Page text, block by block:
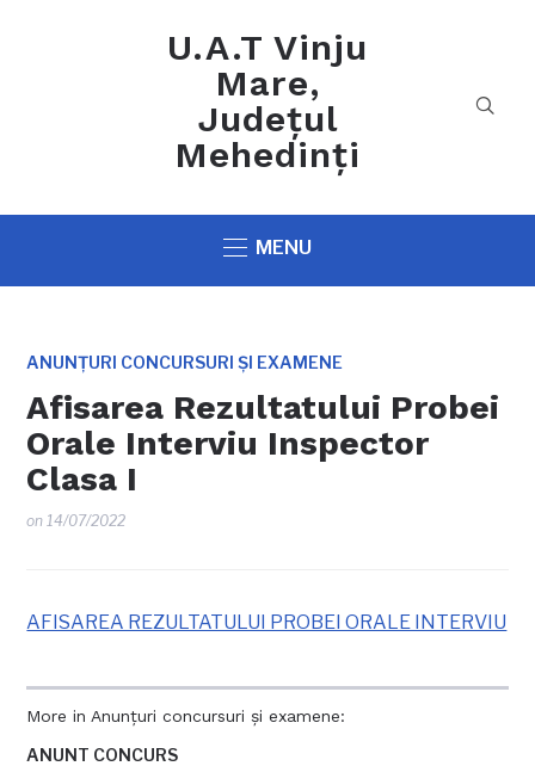
U.A.T Vinju
Mare,
Județul
Mehedinți
MENU
ANUNȚURI CONCURSURI ȘI EXAMENE
Afisarea Rezultatului Probei
Orale Interviu Inspector
Clasa I
on14/07/2022
More in Anunțuri concursuri și examene:
ANUNT CONCURS
AFISAREA REZULTATULUI PROBEI ORALE INTERVIU